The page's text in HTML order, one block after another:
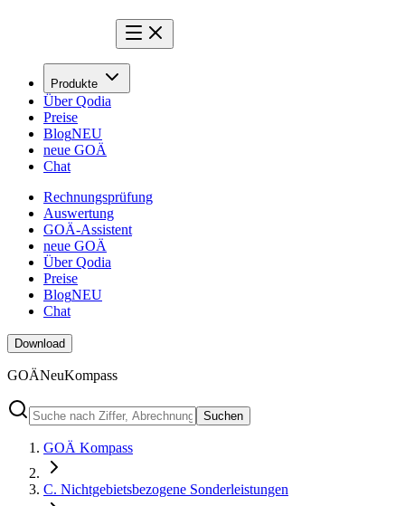
Produkte
Über Qodia
Preise
BlogNEU
neue GOÄ
Chat
Rechnungsprüfung
Auswertung
GOÄ-Assistent
neue GOÄ
Über Qodia
Preise
BlogNEU
Chat
Download
GOÄNeuKompass
Suchen
GOÄ Kompass
C. Nichtgebietsbezogene Sonderleistungen